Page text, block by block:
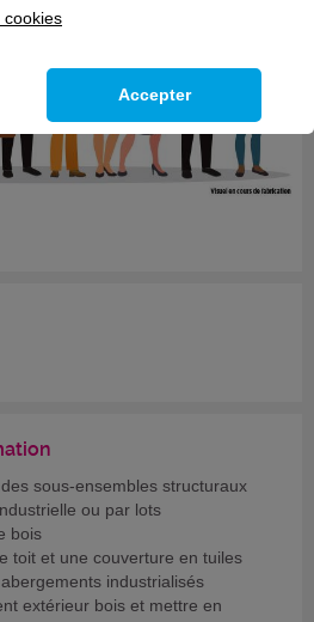
sous-ensembles structuraux
ou par lots
bois
toit et une couverture en tuiles
industrialisés
extérieur bois et mettre en
cookies
Accepter